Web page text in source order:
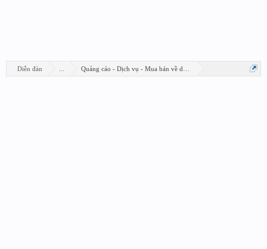
Diễn đàn Quảng cáo - Dịch vụ - Mua bán về design